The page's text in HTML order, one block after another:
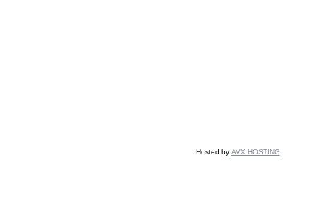
Hosted by:AVX HOSTING